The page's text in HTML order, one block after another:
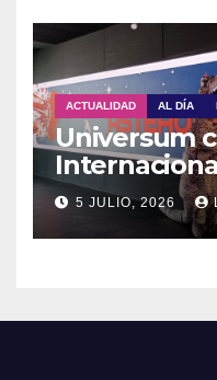
ACTUALIDAD AL DÍA
Universum
con
familia
5 JULIO, 2026